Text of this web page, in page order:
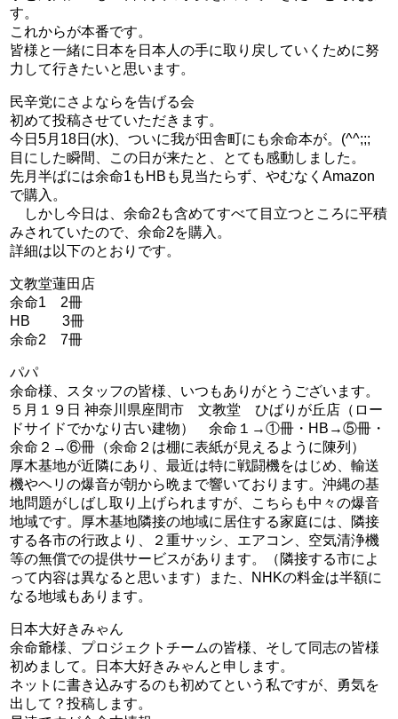
す。
これからが本番です。
皆様と一緒に日本を日本人の手に取り戻していくために努
力して行きたいと思います。
民辛党にさよならを告げる会
初めて投稿させていただきます。
今日5月18日(水)、ついに我が田舎町にも余命本が。(^^;;;
目にした瞬間、この日が来たと、とても感動しました。
先月半ばには余命1もHBも見当たらず、やむなくAmazon
で購入。
しかし今日は、余命2も含めてすべて目立つところに平積
みされていたので、余命2を購入。
詳細は以下のとおりです。
文教堂蓮田店
余命1 2冊
HB 3冊
余命2 7冊
パパ
余命様、スタッフの皆様、いつもありがとうございます。
５月１９日 神奈川県座間市 文教堂 ひばりが丘店（ロー
ドサイドでかなり古い建物） 余命１→①冊・HB→⑤冊・
余命２→⑥冊（余命２は棚に表紙が見えるように陳列）
厚木基地が近隣にあり、最近は特に戦闘機をはじめ、輸送
機やヘリの爆音が朝から晩まで響いております。沖縄の基
地問題がしばし取り上げられますが、こちらも中々の爆音
地域です。厚木基地隣接の地域に居住する家庭には、隣接
する各市の行政より、２重サッシ、エアコン、空気清浄機
等の無償での提供サービスがあります。（隣接する市によ
って内容は異なると思います）また、NHKの料金は半額に
なる地域もあります。
日本大好きみゃん
余命爺様、プロジェクトチームの皆様、そして同志の皆様
初めまして。日本大好きみゃんと申します。
ネットに書き込みするのも初めてという私ですが、勇気を
出して？投稿します。